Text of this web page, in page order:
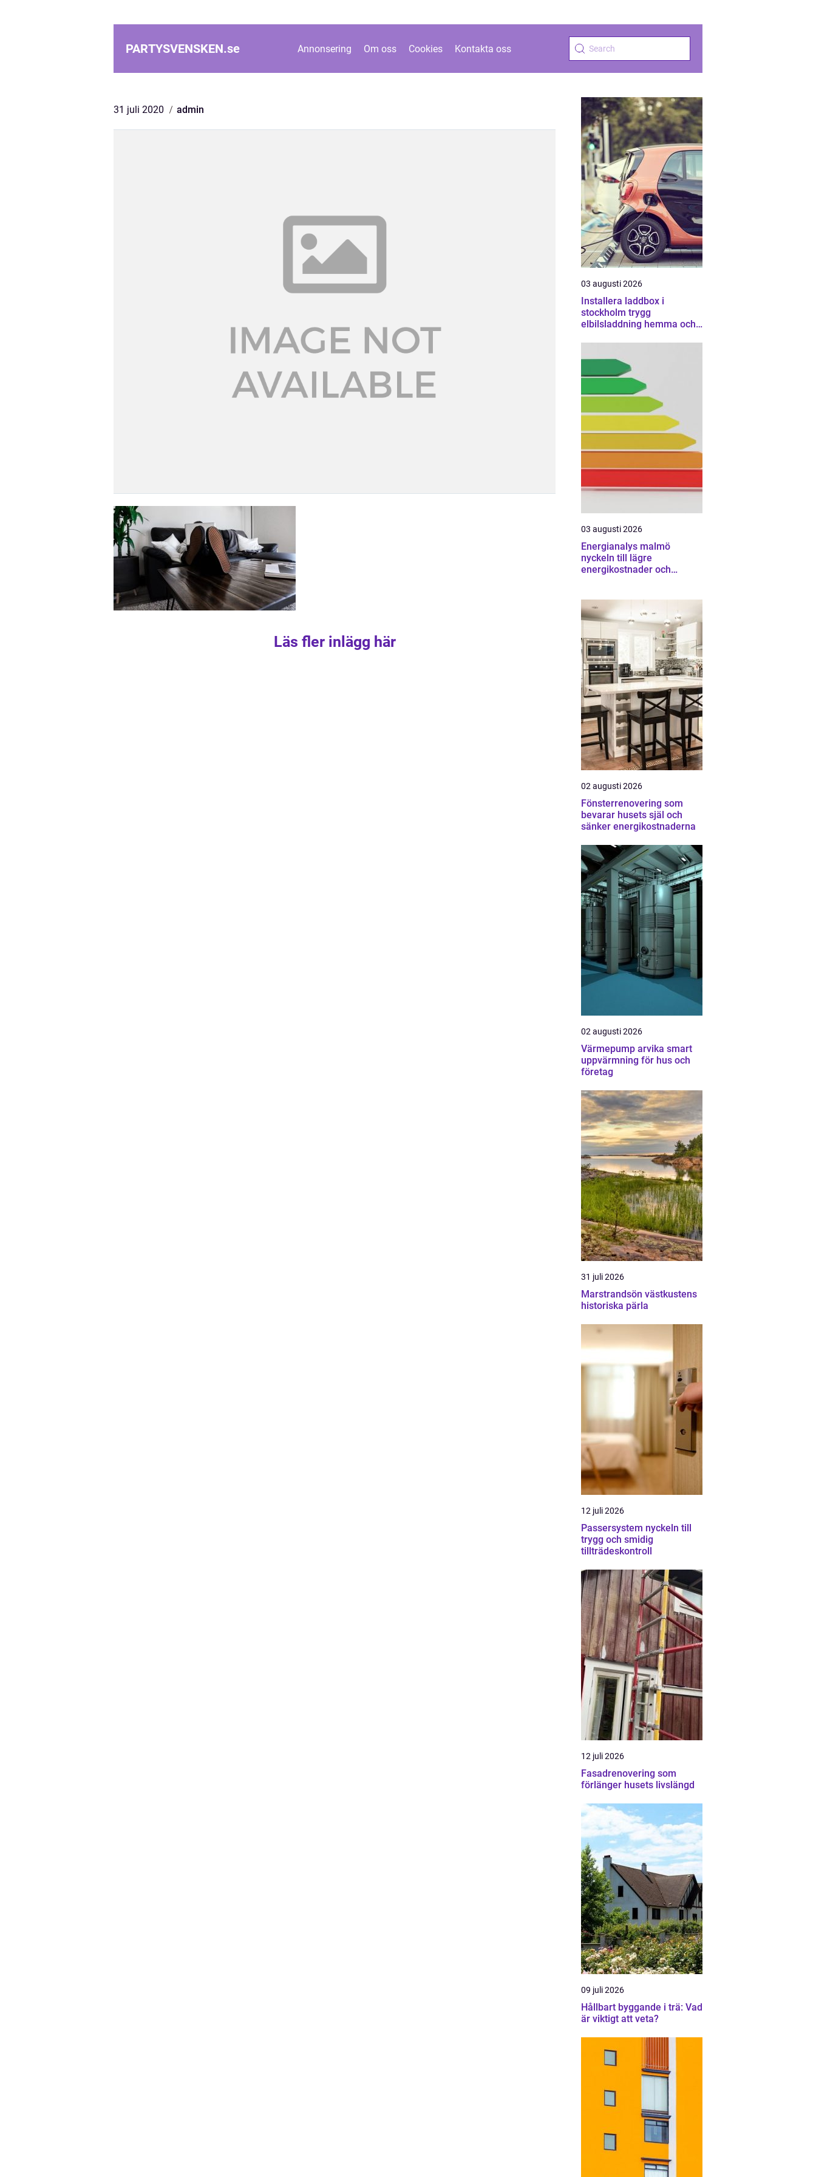
PARTYSVENSKEN.se Annonsering Om oss Cookies Kontakta oss
31 juli 2020 admin
Läs fler inlägg här
03 augusti 2026
Installera laddbox i
stockholm trygg
elbilsladdning hemma och
03 augusti 2026
Energianalys malmö
nyckeln till lägre
energikostnader och
02 augusti 2026
Fönsterrenovering som
bevarar husets själ och
sänker energikostnaderna
02 augusti 2026
Värmepump arvika smart
uppvärmning för hus och
företag
31 juli 2026
Marstrandsön västkustens
historiska pärla
12 juli 2026
Passersystem nyckeln till
trygg och smidig
tillträdeskontroll
12 juli 2026
Fasadrenovering som
förlänger husets livslängd
09 juli 2026
Hållbart byggande i trä: Vad
är viktigt att veta?